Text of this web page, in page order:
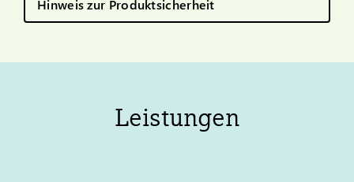
Hinweis zur Produktsicherheit
Leistungen